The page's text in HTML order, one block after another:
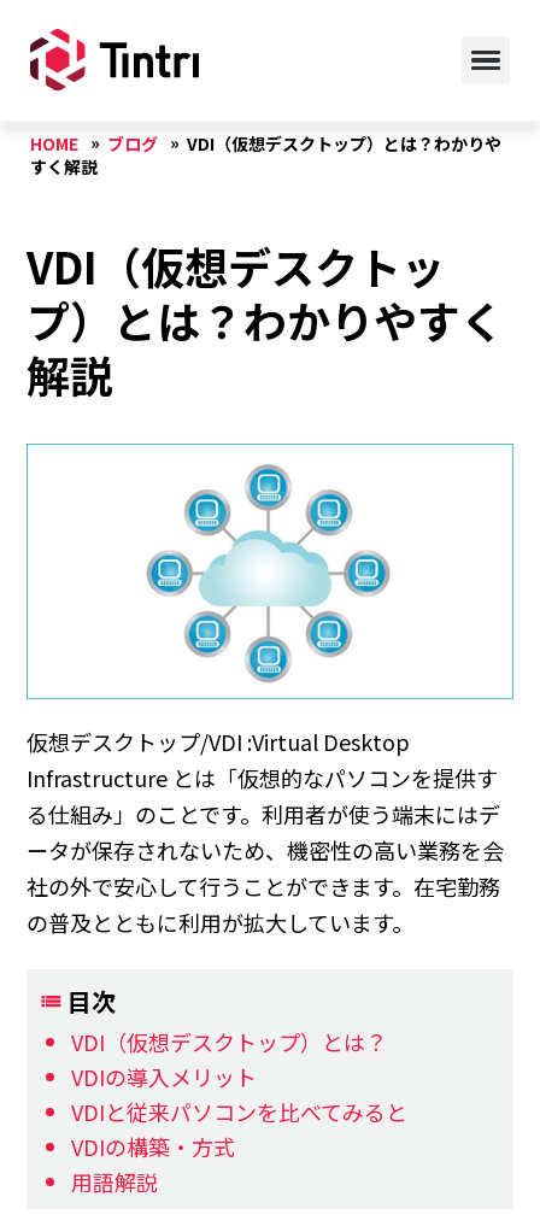
HOME ブログ
VDI（仮想デスクトップ）とは？わかりや
すく解説
VDI（仮想デスクトッ
プ）とは？わかりやすく
解説
仮想デスクトップ/VDI :Virtual Desktop
Infrastructure とは「仮想的なパソコンを提供す
る仕組み」のことです。利用者が使う端末にはデ
ータが保存されないため、機密性の高い業務を会
社の外で安心して行うことができます。在宅勤務
の普及とともに利用が拡大しています。
目次
VDI（仮想デスクトップ）とは？
VDIの導入メリット
VDIと従来パソコンを比べてみると
VDIの構築・方式
用語解説